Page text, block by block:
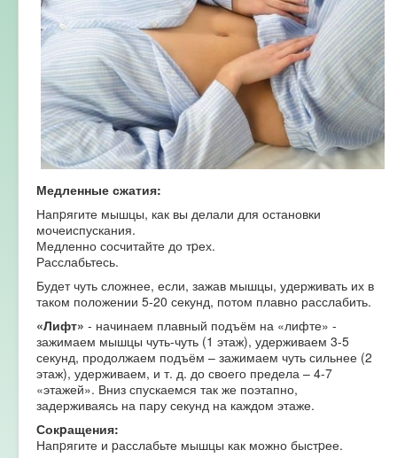
Медленные сжатия:
Напpягите мышцы, как вы делали для остановки
мочеиспускания.
Медленно сосчитайте до тpех.
Расслабьтесь.
Будет чуть сложнее, если, зажав мышцы, удерживать их в
таком положении 5-20 секунд, потом плавно расслабить.
«Лифт» - начинаем плавный подъём на «лифте» -
зажимаем мышцы чуть-чуть (1 этаж), удерживаем 3-5
секунд, продолжаем подъём – зажимаем чуть сильнее (2
этаж), удерживаем, и т. д. до своего предела – 4-7
«этажей». Вниз спускаемся так же поэтапно,
задерживаясь на пару секунд на каждом этаже.
Сокpащения:
Напpягите и pасслабьте мышцы как можно быстpее.